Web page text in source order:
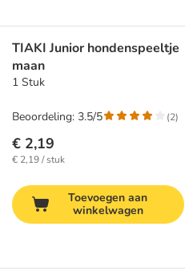
TIAKI Junior hondenspeeltje
maan
1 Stuk
€ 2,19
€ 2,19 / stuk
Beoordeling: 3.5/5 (2)
Toevoegen aan
winkelwagen